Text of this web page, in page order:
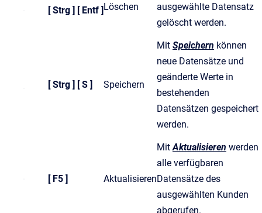
[ Strg ] [ Entf ]Löschen
ausgewählte Datensatz
gelöscht werden.
[ Strg ] [ S ] Speichern
Mit Speichern können
neue Datensätze und
geänderte Werte in
bestehenden
Datensätzen gespeichert
werden.
[ F5 ] Aktualisieren
Mit Aktualisieren werden
alle verfügbaren
Datensätze des
ausgewählten Kunden
abgerufen.